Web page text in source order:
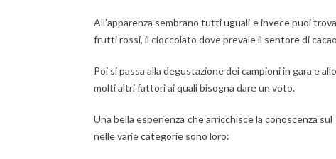
All’apparenza sembrano tutti uguali e invece puoi
frutti rossi, il cioccolato dove prevale il sentore di
Poi si passa alla degustazione dei campioni in gara e
molti altri fattori ai quali bisogna dare un voto.
Una bella esperienza che arricchisce la conoscenza sul
nelle varie categorie sono loro: